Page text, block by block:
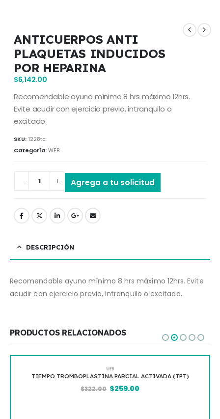
ANTICUERPOS ANTI
PLAQUETAS INDUCIDOS
POR HEPARINA
$6,142.00
Recomendable ayuno mínimo 8 hrs máximo 12hrs.
Evite acudir con ejercicio previo, intranquilo o
excitado.
SKU: 1228tc
Categoría:WEB
Agrega a tu solicitud
DESCRIPCIÓN
Recomendable ayuno mínimo 8 hrs máximo 12hrs. Evite
acudir con ejercicio previo, intranquilo o excitado.
PRODUCTOS RELACIONADOS
WEB
TIEMPO TROMBOPLASTINA PARCIAL ACTIVADA (TPT)
$322.00 $259.00